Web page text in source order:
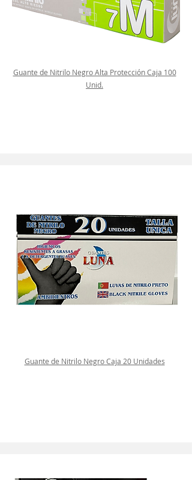
Guante de Nitrilo Negro Alta Protección Caja 100
Unid.
Guante de Nitrilo Negro Caja 20 Unidades